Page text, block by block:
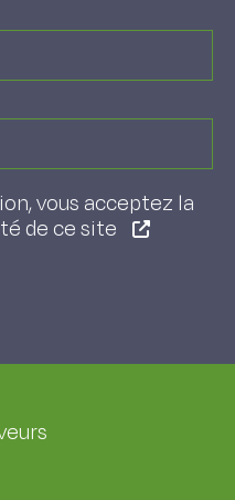
vous acceptez la
de ce site